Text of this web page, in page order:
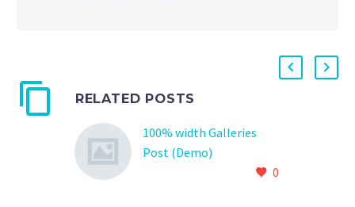
RELATED POSTS
100% width Galleries
Post (Demo)
0